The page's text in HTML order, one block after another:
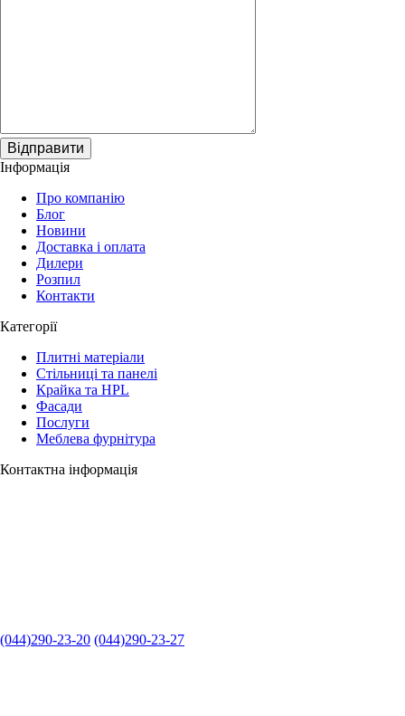
Відправити
Інформація
Про компанію
Блог
Новини
Доставка і оплата
Дилери
Розпил
Контакти
Категорії
Плитні матеріали
Стільниці та панелі
Крайка та HPL
Фасади
Послуги
Меблева фурнітура
Контактна інформація
(044)290-23-20 (044)290-23-27